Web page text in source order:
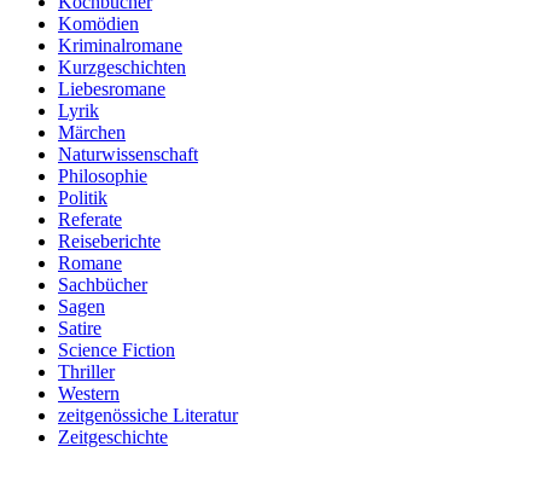
Komödien
Kriminalromane
Kurzgeschichten
Liebesromane
Lyrik
Märchen
Naturwissenschaft
Philosophie
Politik
Referate
Reiseberichte
Romane
Sachbücher
Sagen
Satire
Science Fiction
Thriller
Western
zeitgenössiche Literatur
Zeitgeschichte